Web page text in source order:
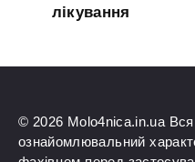
лікування
© 2026 Molo4nica.in.ua Вся
ознайомлювальний